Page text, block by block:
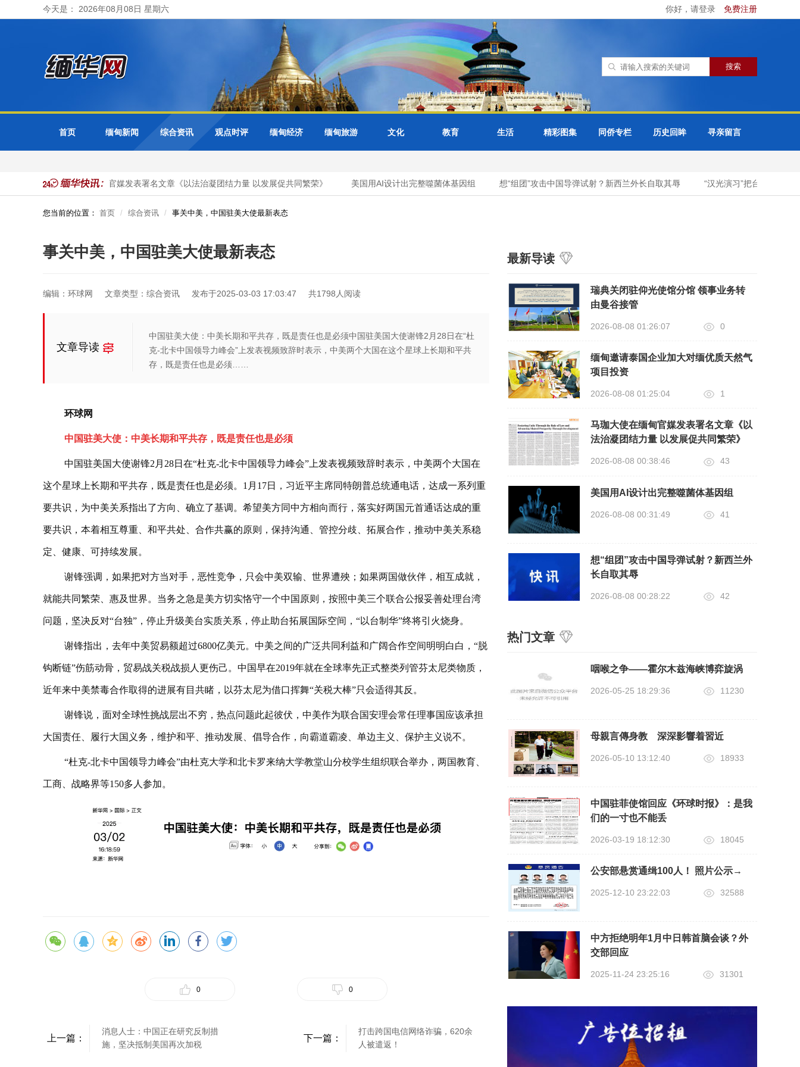
今天是： 2026年08月08日 星期六 你好，请登录 免费注册
首页 缅甸新闻 综合资讯 观点时评 缅甸经济 缅甸旅游 文化 教育 生活 精彩图集 同侨专栏 历史回眸 寻亲留言
马珈大使在缅甸官媒发表署名文章《以法治凝团结力量 以发展促共同繁荣》 美国用AI设计出完整噬菌体基因组 想“组团”攻击中国导弹试射？新西兰外长自取其辱 “汉光演习”把台湾城市变
您当前的位置： 首页 综合资讯 事关中美，中国驻美大使最新表态
事关中美，中国驻美大使最新表态
编辑：环球网 文章类型：综合资讯 发布于2025-03-03 17:03:47 共1798人阅读
文章导读
中国驻美大使：中美长期和平共存，既是责任也是必须中国驻美国大使谢锋2月28日在“杜
克-北卡中国领导力峰会”上发表视频致辞时表示，中美两个大国在这个星球上长期和平共
存，既是责任也是必须……
环球网
中国驻美大使：中美长期和平共存，既是责任也是必须
中国驻美国大使谢锋2月28日在“杜克-北卡中国领导力峰会”上发表视频致辞时表示，中美两个大国在
这个星球上长期和平共存，既是责任也是必须。1月17日，习近平主席同特朗普总统通电话，达成一系列重
要共识，为中美关系指出了方向、确立了基调。希望美方同中方相向而行，落实好两国元首通话达成的重
要共识，本着相互尊重、和平共处、合作共赢的原则，保持沟通、管控分歧、拓展合作，推动中美关系稳
定、健康、可持续发展。
谢锋强调，如果把对方当对手，恶性竞争，只会中美双输、世界遭殃；如果两国做伙伴，相互成就，
就能共同繁荣、惠及世界。当务之急是美方切实恪守一个中国原则，按照中美三个联合公报妥善处理台湾
问题，坚决反对“台独”，停止升级美台实质关系，停止助台拓展国际空间，“以台制华”终将引火烧身。
谢锋指出，去年中美贸易额超过6800亿美元。中美之间的广泛共同利益和广阔合作空间明明白白，“脱
钩断链”伤筋动骨，贸易战关税战损人更伤己。中国早在2019年就在全球率先正式整类列管芬太尼类物质，
近年来中美禁毒合作取得的进展有目共睹，以芬太尼为借口挥舞“关税大棒”只会适得其反。
谢锋说，面对全球性挑战层出不穷，热点问题此起彼伏，中美作为联合国安理会常任理事国应该承担
大国责任、履行大国义务，维护和平、推动发展、倡导合作，向霸道霸凌、单边主义、保护主义说不。
“杜克-北卡中国领导力峰会”由杜克大学和北卡罗来纳大学教堂山分校学生组织联合举办，两国教育、
工商、战略界等150多人参加。
0 0
上一篇：
消息人士：中国正在研究反制措
施，坚决抵制美国再次加税
下一篇：
打击跨国电信网络诈骗，620余
人被遣返！
最新导读
瑞典关闭驻仰光使馆分馆 领事业务转
由曼谷接管
2026-08-08 01:26:07 0
缅甸邀请泰国企业加大对缅优质天然气
项目投资
2026-08-08 01:25:04 1
马珈大使在缅甸官媒发表署名文章《以
法治凝团结力量 以发展促共同繁荣》
2026-08-08 00:38:46 43
美国用AI设计出完整噬菌体基因组
2026-08-08 00:31:49 41
想“组团”攻击中国导弹试射？新西兰外
长自取其辱
2026-08-08 00:28:22 42
热门文章
咽喉之争——霍尔木兹海峡博弈旋涡
2026-05-25 18:29:36 11230
母親言傳身教 深深影響着習近
2026-05-10 13:12:40 18933
中国驻菲使馆回应《环球时报》：是我
们的一寸也不能丢
2026-03-19 18:12:30 18045
公安部悬赏通缉100人！ 照片公示→
2025-12-10 23:22:03 32588
中方拒绝明年1月中日韩首脑会谈？外
交部回应
2025-11-24 23:25:16 31301